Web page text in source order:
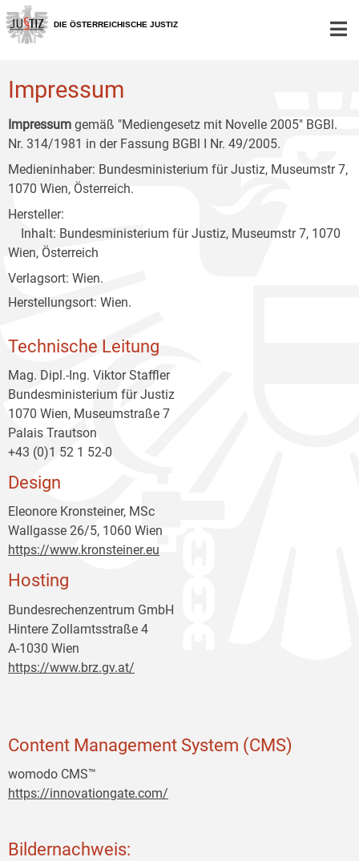
Zur
Hauptnavigation
[1]
Zum
Inhalt
[2]
Zum
Untermenü
[3]
DIE ÖSTERREICHISCHE JUSTIZ
Impressum
Impressum gemäß "Mediengesetz mit Novelle 2005" BGBl.
Nr. 314/1981 in der Fassung BGBl I Nr. 49/2005.
Medieninhaber: Bundesministerium für Justiz, Museumstr 7,
1070 Wien, Österreich.
Hersteller:
Inhalt: Bundesministerium für Justiz, Museumstr 7, 1070
Wien, Österreich
Verlagsort: Wien.
Herstellungsort: Wien.
Technische Leitung
Mag. Dipl.-Ing. Viktor Staffler
Bundesministerium für Justiz
1070 Wien, Museumstraße 7
Palais Trautson
+43 (0)1 52 1 52-0
Design
Eleonore Kronsteiner, MSc
Wallgasse 26/5, 1060 Wien
https://www.kronsteiner.eu
Hosting
Bundesrechenzentrum GmbH
Hintere Zollamtsstraße 4
A-1030 Wien
https://www.brz.gv.at/
Content Management System (CMS)
womodo CMS™
https://innovationgate.com/
Bildernachweis: